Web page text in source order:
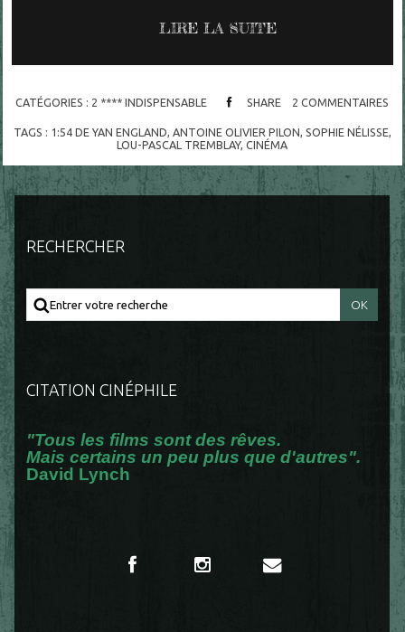
LIRE LA SUITE
CATÉGORIES : 2 **** INDISPENSABLE SHARE 2 COMMENTAIRES
TAGS : 1:54 DE YAN ENGLAND ANTOINE OLIVIER PILON SOPHIE NÉLISSE
LOU-PASCAL TREMBLAY,CINÉMA
RECHERCHER
CITATION CINÉPHILE
"Tous les films sont des rêves.
Mais certains un peu plus que d'autres".
David Lynch